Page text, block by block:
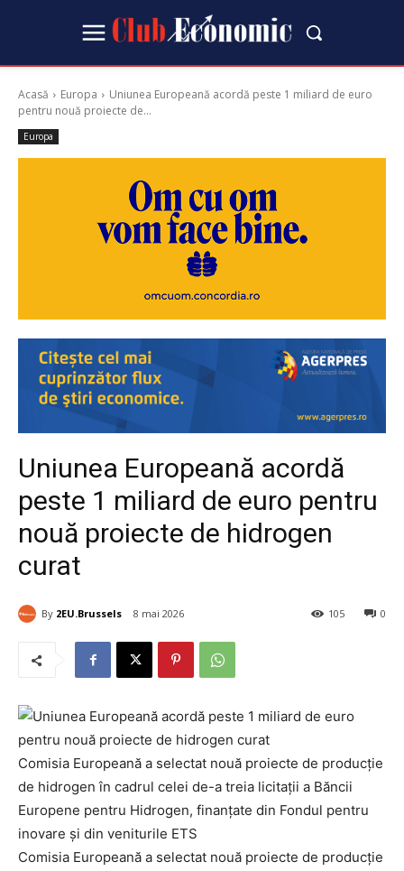
Acasă Europa
Uniunea Europeană acordă peste 1 miliard de euro
pentru nouă proiecte de...
Europa
Uniunea Europeană acordă
peste 1 miliard de euro pentru
nouă proiecte de hidrogen
curat
By 2EU.Brussels 8 mai 2026 0
105
Comisia Europeană a selectat nouă proiecte de producție
de hidrogen în cadrul celei de-a treia licitații a Băncii
Europene pentru Hidrogen, finanțate din Fondul pentru
inovare și din veniturile ETS
Comisia Europeană a selectat nouă proiecte de producție